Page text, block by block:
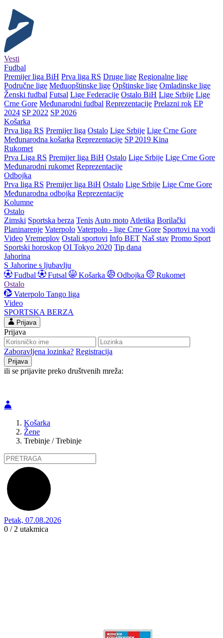
Vesti
Fudbal
Premijer liga BiH Prva liga RS Druge lige Regionalne lige
Područne lige Međuopštinske lige Opštinske lige Omladinske lige
Ženski fudbal Futsal Lige Federacije Ostalo BiH Lige Srbije Lige
Crne Gore Međunarodni fudbal Reprezentacije Prelazni rok EP
2024 SP 2022 SP 2026
Košarka
Prva liga RS Premijer liga Ostalo Lige Srbije Lige Crne Gore
Međunarodna košarka Reprezentacije SP 2019 Kina
Rukomet
Prva Liga RS Premijer liga BiH Ostalo Lige Srbije Lige Crne Gore
Međunarodni rukomet Reprezentacije
Odbojka
Prva liga RS Premijer liga BiH Ostalo Lige Srbije Lige Crne Gore
Međunarodna odbojka Reprezentacije
Kolumne
Ostalo
Zimski Sportska berza Tenis Auto moto Atletika Borilački
Planinarenje Vaterpolo Vaterpolo - lige Crne Gore Sportovi na vodi
Video Vremeplov Ostali sportovi Info BET Naš stav Promo Sport
Sportski horoskop OI Tokyo 2020 Tip dana
Jahorina
S Jahorine s ljubavlju
Fudbal
Futsal Košarka Odbojka
Rukomet
Ostalo
Vaterpolo Tango liga
Video
SPORTSKA BERZA
Prijava
Prijava
Zaboravljena lozinka? Registracija
ili se prijavite preko društvenih mreža:
Košarka
Žene
Trebinje / Trebinje
Petak, 07.08.2026
0 / 2 utakmica